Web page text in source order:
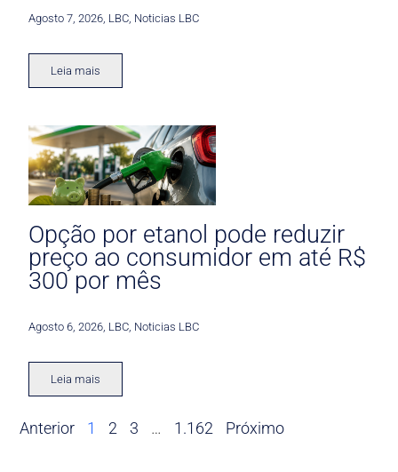
Agosto 7, 2026 LBC Noticias LBC
Leia mais
Opção por etanol pode reduzir
preço ao consumidor em até R$
300 por mês
Agosto 6, 2026 LBC Noticias LBC
Leia mais
Anterior 1 2 3 … 1.162 Próximo